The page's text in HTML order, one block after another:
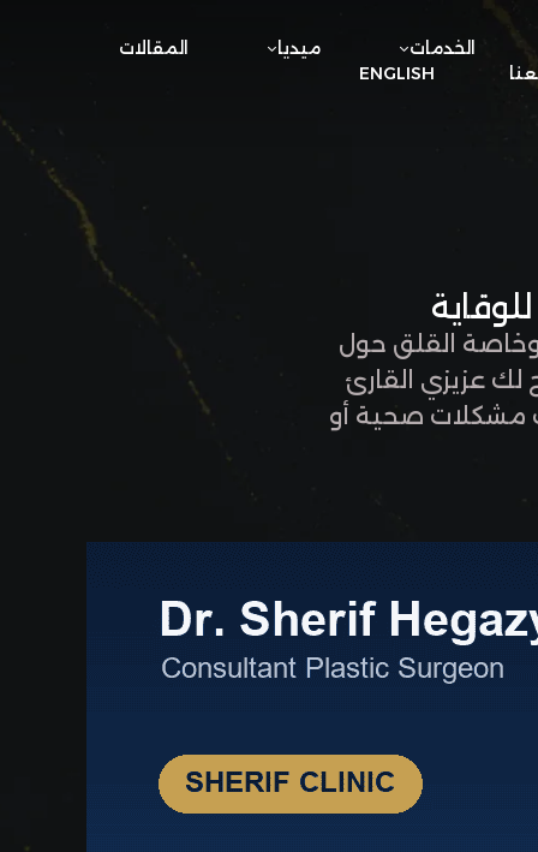
الخدمات ميديا
المقالات
ENGLISH
وخاصة القلق حول
عزيزي القارئ
مشكلات صحية أو